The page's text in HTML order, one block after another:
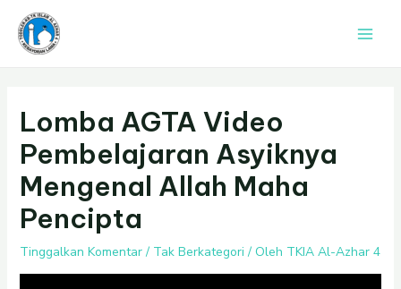
Lewati
konten
Lomba AGTA Video
Pembelajaran Asyiknya
Mengenal Allah Maha
Pencipta
Tinggalkan Komentar / Tak Berkategori / Oleh TKIA Al-Azhar 4
navigation